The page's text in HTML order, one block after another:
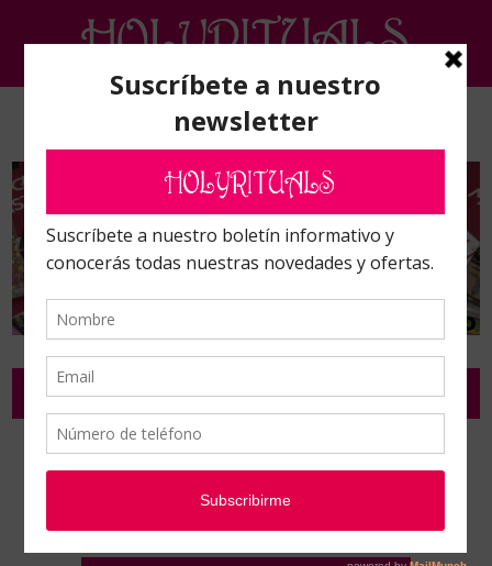
RIEGOS, AMBIENTADORES Y FREGASUELOS
Inicio / Riegos, ambientadores y fregasuelos